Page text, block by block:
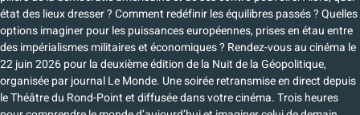
état des lieux dresser ? Comment redéfinir les équilibres passés ? Quelles
options imaginer pour les puissances européennes, prises en étau entre
des impérialismes militaires et économiques ? Rendez-vous au cinéma le
22 juin 2026 pour la deuxième édition de la Nuit de la Géopolitique,
organisée par journal Le Monde. Une soirée retransmise en direct depuis
le Théâtre du Rond-Point et diffusée dans votre cinéma. Trois heures